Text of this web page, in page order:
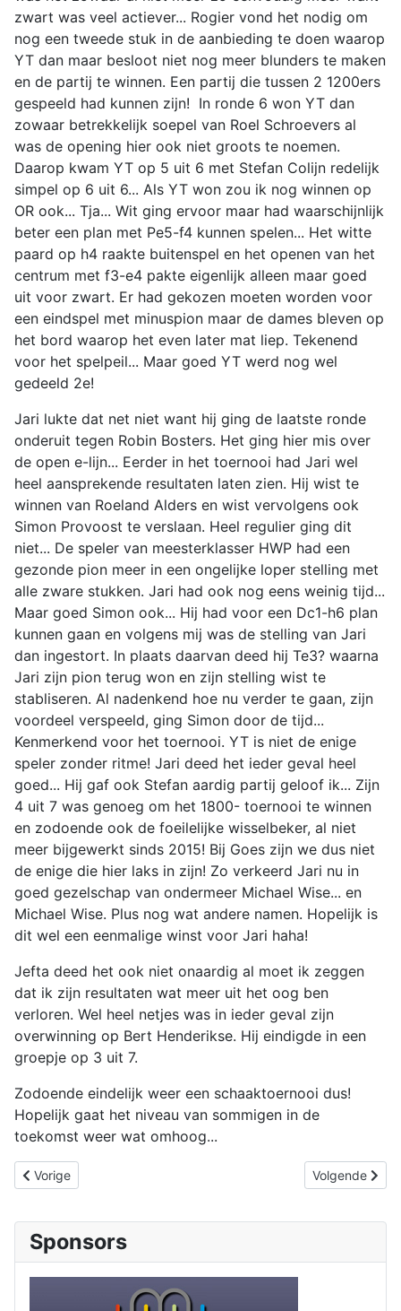
zwart was veel actiever... Rogier vond het nodig om
nog een tweede stuk in de aanbieding te doen waarop
YT dan maar besloot niet nog meer blunders te maken
en de partij te winnen. Een partij die tussen 2 1200ers
gespeeld had kunnen zijn! In ronde 6 won YT dan
zowaar betrekkelijk soepel van Roel Schroevers al
was de opening hier ook niet groots te noemen.
Daarop kwam YT op 5 uit 6 met Stefan Colijn redelijk
simpel op 6 uit 6... Als YT won zou ik nog winnen op
OR ook... Tja... Wit ging ervoor maar had waarschijnlijk
beter een plan met Pe5-f4 kunnen spelen... Het witte
paard op h4 raakte buitenspel en het openen van het
centrum met f3-e4 pakte eigenlijk alleen maar goed
uit voor zwart. Er had gekozen moeten worden voor
een eindspel met minuspion maar de dames bleven op
het bord waarop het even later mat liep. Tekenend
voor het spelpeil... Maar goed YT werd nog wel
gedeeld 2e!
Jari lukte dat net niet want hij ging de laatste ronde
onderuit tegen Robin Bosters. Het ging hier mis over
de open e-lijn... Eerder in het toernooi had Jari wel
heel aansprekende resultaten laten zien. Hij wist te
winnen van Roeland Alders en wist vervolgens ook
Simon Provoost te verslaan. Heel regulier ging dit
niet... De speler van meesterklasser HWP had een
gezonde pion meer in een ongelijke loper stelling met
alle zware stukken. Jari had ook nog eens weinig tijd...
Maar goed Simon ook... Hij had voor een Dc1-h6 plan
kunnen gaan en volgens mij was de stelling van Jari
dan ingestort. In plaats daarvan deed hij Te3? waarna
Jari zijn pion terug won en zijn stelling wist te
stabliseren. Al nadenkend hoe nu verder te gaan, zijn
voordeel verspeeld, ging Simon door de tijd...
Kenmerkend voor het toernooi. YT is niet de enige
speler zonder ritme! Jari deed het ieder geval heel
goed... Hij gaf ook Stefan aardig partij geloof ik... Zijn
4 uit 7 was genoeg om het 1800- toernooi te winnen
en zodoende ook de foeilelijke wisselbeker, al niet
meer bijgewerkt sinds 2015! Bij Goes zijn we dus niet
de enige die hier laks in zijn! Zo verkeerd Jari nu in
goed gezelschap van ondermeer Michael Wise... en
Michael Wise. Plus nog wat andere namen. Hopelijk is
dit wel een eenmalige winst voor Jari haha!
Jefta deed het ook niet onaardig al moet ik zeggen
dat ik zijn resultaten wat meer uit het oog ben
verloren. Wel heel netjes was in ieder geval zijn
overwinning op Bert Henderikse. Hij eindigde in een
groepje op 3 uit 7.
Zodoende eindelijk weer een schaaktoernooi dus!
Hopelijk gaat het niveau van sommigen in de
toekomst weer wat omhoog...
Vorig artikel: Interne competitie ronde 6
Vorige Volgende
Volgende
Sponsors